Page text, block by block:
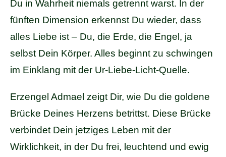
Du in Wahrheit niemals getrennt warst. In der
fünften Dimension erkennst Du wieder, dass
alles Liebe ist – Du, die Erde, die Engel, ja
selbst Dein Körper. Alles beginnt zu schwingen
im Einklang mit der Ur-Liebe-Licht-Quelle.
Erzengel Admael zeigt Dir, wie Du die goldene
Brücke Deines Herzens betrittst. Diese Brücke
verbindet Dein jetziges Leben mit der
Wirklichkeit, in der Du frei, leuchtend und ewig